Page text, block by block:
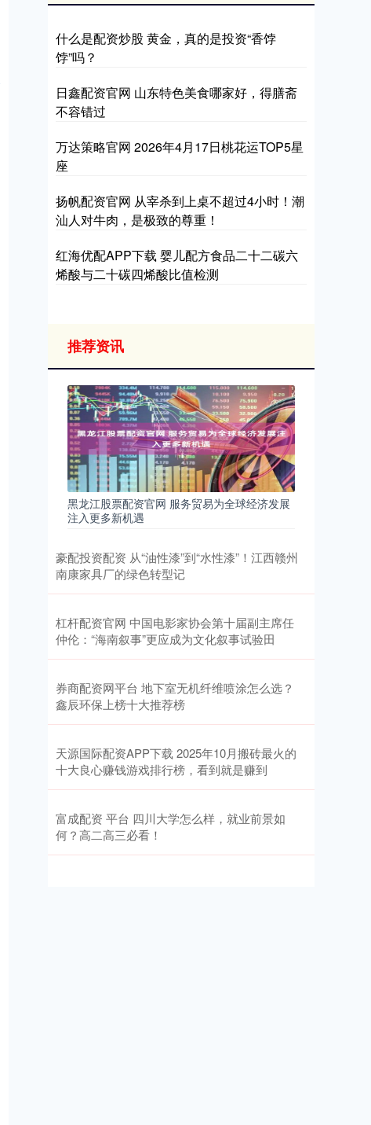
什么是配资炒股 黄金，真的是投资“香饽
饽”吗？
日鑫配资官网 山东特色美食哪家好，得膳斋
不容错过
万达策略官网 2026年4月17日桃花运TOP5星
座
扬帆配资官网 从宰杀到上桌不超过4小时！潮
汕人对牛肉，是极致的尊重！
红海优配APP下载 婴儿配方食品二十二碳六
烯酸与二十碳四烯酸比值检测
推荐资讯
黑龙江股票配资官网 服务贸易为全球经济发展
注入更多新机遇
豪配投资配资 从“油性漆”到“水性漆”！江西赣州
南康家具厂的绿色转型记
杠杆配资官网 中国电影家协会第十届副主席任
仲伦：“海南叙事”更应成为文化叙事试验田
券商配资网平台 地下室无机纤维喷涂怎么选？
鑫辰环保上榜十大推荐榜
天源国际配资APP下载 2025年10月搬砖最火的
十大良心赚钱游戏排行榜，看到就是赚到
富成配资 平台 四川大学怎么样，就业前景如
何？高二高三必看！